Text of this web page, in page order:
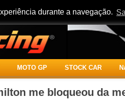
durante a navegação.
MOTO GP STOCK CAR
me bloqueou da